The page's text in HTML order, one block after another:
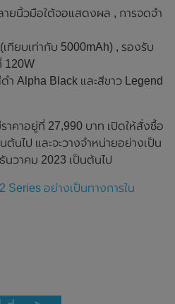
ายนิ้วมือใต้จอแสดงผล , การจดจำ
ทียบเท่ากับ 5000mAh) , รองรับ
120W
ำ Alpha Black และสีขาว Legend
าคาอยู่ที่ 27,990 บาท เปิดให้สั่งซื้อ
นไป และจะวางจำหน่ายอย่างเป็น
วาคม 2023 เป็นต้นไป
Series อย่างเป็นทางการใน